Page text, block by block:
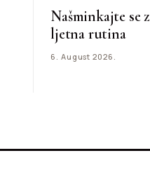
Našminkajte se
ljetna rutina
6. August 2026.